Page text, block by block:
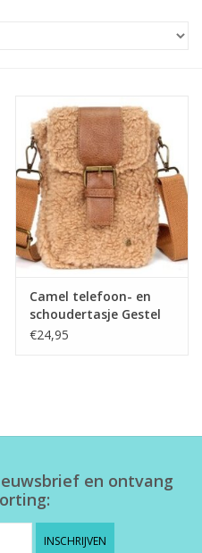
Camel telefoon- en
schoudertasje Gestel
€24,95
en ontvang
INSCHRIJVEN